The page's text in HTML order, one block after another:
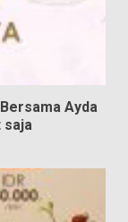
Ayda
saja